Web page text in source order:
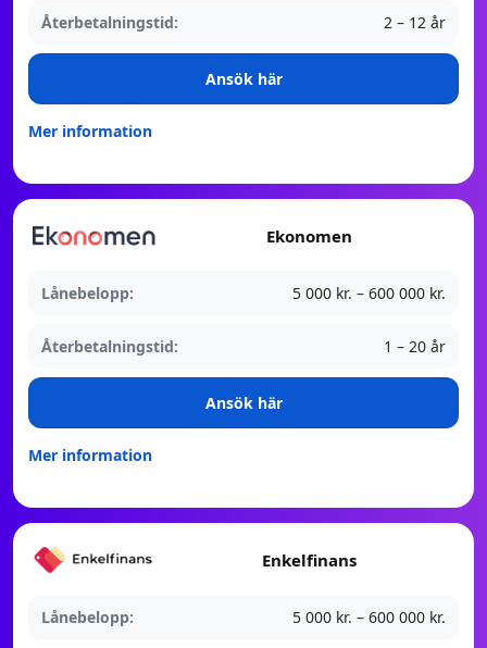
Återbetalningstid: 2 – 12 år
Ansök här
Mer information
Ekonomen
Lånebelopp: 5 000 kr. – 600 000 kr.
Återbetalningstid: 1 – 20 år
Ansök här
Mer information
Enkelfinans
Lånebelopp: 5 000 kr. – 600 000 kr.